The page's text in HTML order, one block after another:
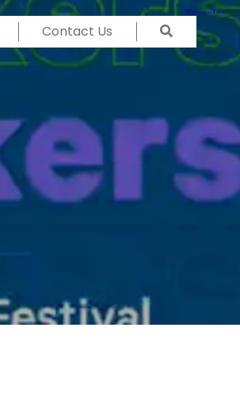
Contact Us